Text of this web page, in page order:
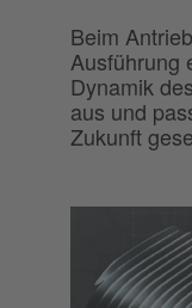
Beim
Ausführung
Dynamik
aus und
Zukunft